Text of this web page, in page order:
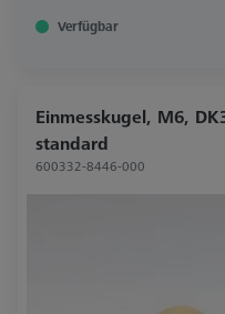
Verfügbar
Einmesskugel, M6,
standard
600332-8446-000